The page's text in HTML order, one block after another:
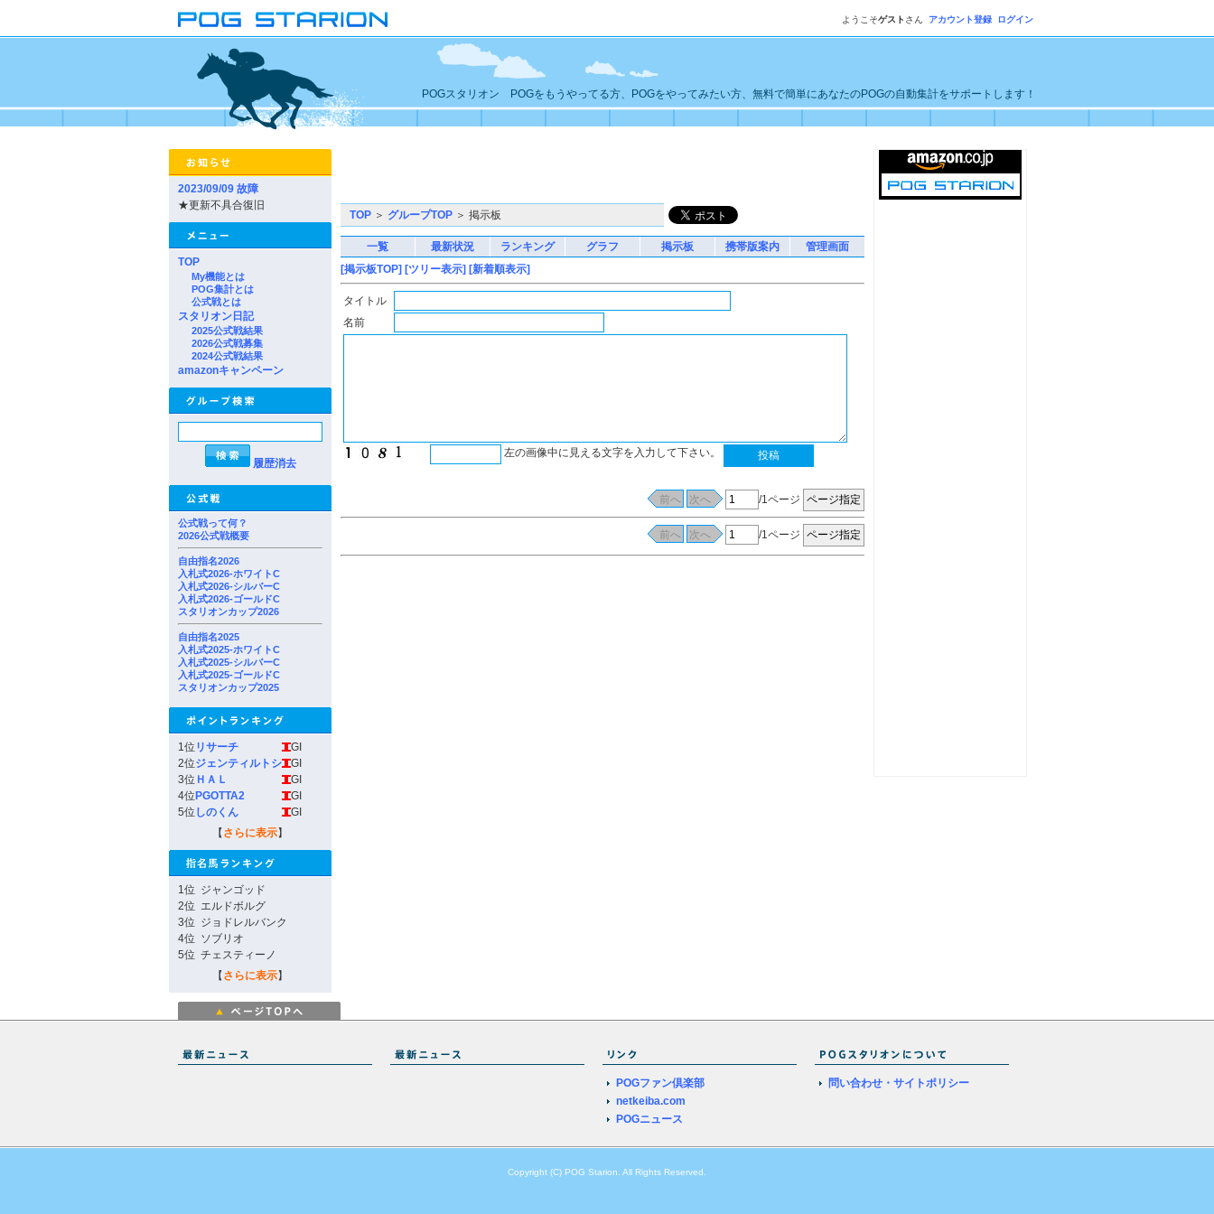
ようこそゲスト さん アカウント登録 ログイン
POGスタリオン POGをもうやってる方、POGをやってみたい方、無料で簡単にあなたのPOGの自動集計をサポートします！
2023/09/09 故障
★更新不具合復旧
TOP
My機能とは
POG集計とは
公式戦とは
スタリオン日記
2025公式戦結果
2026公式戦募集
2024公式戦結果
amazonキャンペーン
履歴消去
公式戦って何？
2026公式戦概要
自由指名2026
入札式2026-ホワイトC
入札式2026-シルバーC
入札式2026-ゴールドC
スタリオンカップ2026
自由指名2025
入札式2025-ホワイトC
入札式2025-シルバーC
入札式2025-ゴールドC
スタリオンカップ2025
1位 リサーチ
GI
2位ジェンティルトシ
GI
3位 ＨＡＬ
GI
4位 PGOTTA2
GI
5位 しのくん
GI
【 さらに表示】
1位 ジャンゴッド
2位 エルドボルグ
3位 ジョドレルバンク
4位 ソブリオ
5位 チェスティーノ
【 さらに表示】
TOP ＞ グループTOP ＞ 掲示板
一覧 最新状況 ランキング グラフ 掲示板 携帯版案内
管理画面
[掲示板TOP] [ツリー表示] [新着順表示]
タイトル
名前
左の画像中に見える文字を入力して下さい。
/1ページ
/1ページ
POGファン倶楽部
netkeiba.com
POGニュース
問い合わせ・サイトポリシー
Copyright (C) POG Starion. All Rights Reserved.